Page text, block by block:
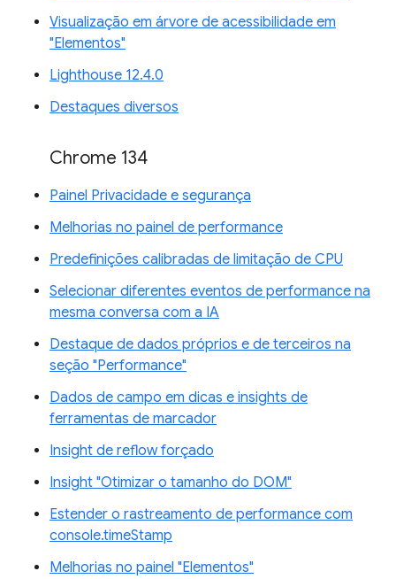
Visualização em árvore de acessibilidade em
"Elementos"
Lighthouse 12.4.0
Destaques diversos
Chrome 134
Painel Privacidade e segurança
Melhorias no painel de performance
Predefinições calibradas de limitação de CPU
Selecionar diferentes eventos de performance na
mesma conversa com a IA
Destaque de dados próprios e de terceiros na
seção "Performance"
Dados de campo em dicas e insights de
ferramentas de marcador
Insight de reflow forçado
Insight "Otimizar o tamanho do DOM"
Estender o rastreamento de performance com
console.timeStamp
Melhorias no painel "Elementos"